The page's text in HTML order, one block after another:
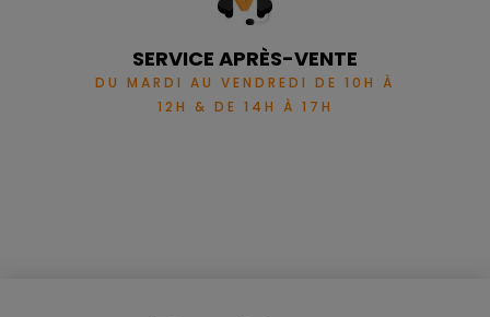
SERVICE APRÈS-VENTE
DU MARDI AU VENDREDI DE 10H À
12H & DE 14H À 17H